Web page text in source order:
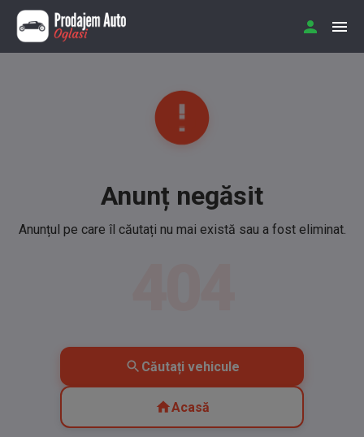
Anunț negăsit
Anunțul pe care îl căutați nu mai există sau a fost eliminat.
Căutați vehicule
Acasă